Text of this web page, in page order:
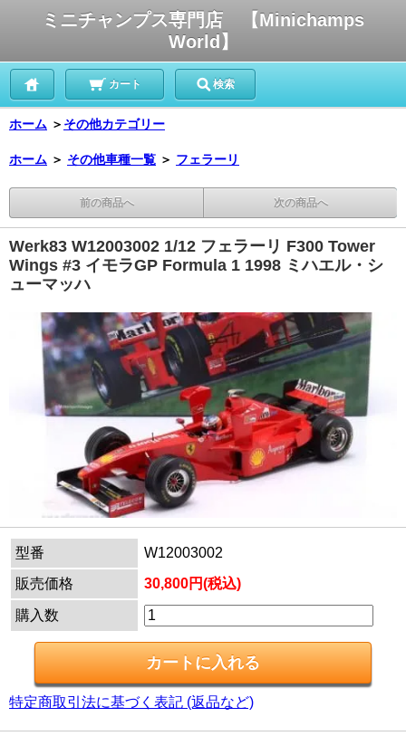
ミニチャンプス専門店 【Minichamps
World】
カート 検索
ホーム ＞ その他カテゴリー
ホーム ＞ その他車種一覧 ＞ フェラーリ
前の商品へ 次の商品へ
Werk83 W12003002 1/12 フェラーリ F300 Tower
Wings #3 イモラGP Formula 1 1998 ミハエル・シ
ューマッハ
型番
W12003002
販売価格
30,800円(税込)
購入数
特定商取引法に基づく表記 (返品など)